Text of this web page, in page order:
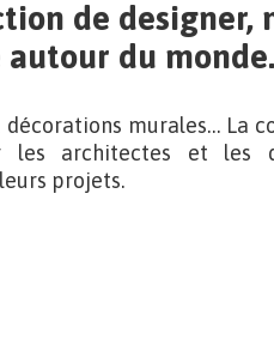
de designer,
du monde.
murales… La
les architectes et les
projets.